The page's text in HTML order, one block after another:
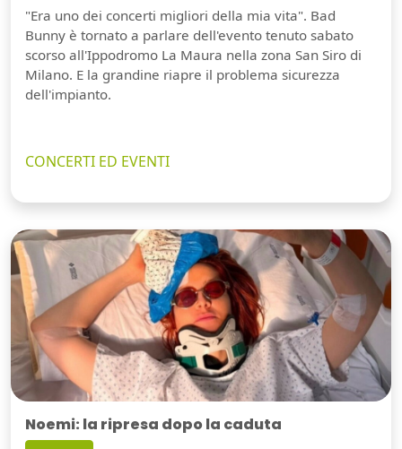
"Era uno dei concerti migliori della mia vita". Bad
Bunny è tornato a parlare dell'evento tenuto sabato
scorso all'Ippodromo La Maura nella zona San Siro di
Milano. E la grandine riapre il problema sicurezza
dell'impianto.
CONCERTI ED EVENTI
Noemi: la ripresa dopo la caduta